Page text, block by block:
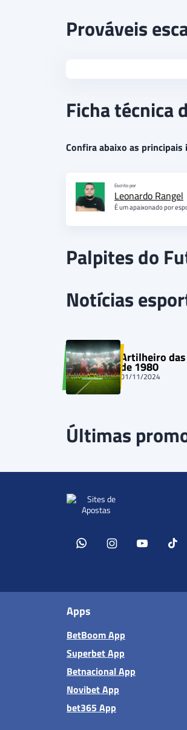
Prováveis
Ficha técnica
Confira abaixo as
Escrito por
Leonardo Rangel
É um apaixonado por
Palpites do
Notícias
Artilheiro
de 1980
01/11/2024
Últimas
Apps
BetBoom App
Superbet App
Betnacional App
Novibet App
bet365 App